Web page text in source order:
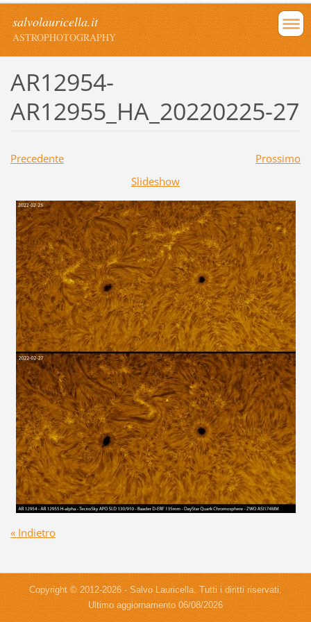
salvolauricella.it
ASTROPHOTOGRAPHY
AR12954-
AR12955_HA_20220225-27
Precedente
Prossimo
Slideshow
« Indietro
Copyright © 2012-2026 - Salvo Lauricella. Tutti i diritti riservati.
Ultimo aggiornamento 06/08/2026